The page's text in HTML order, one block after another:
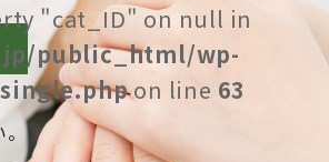
"cat_ID" on null in
public_html/wp-
on line 63
。